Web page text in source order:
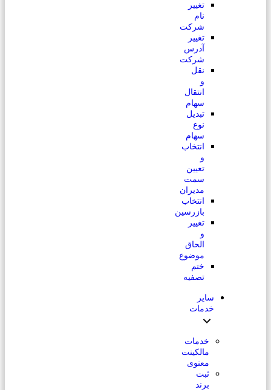
تغییر
نام
شرکت
تغییر
آدرس
شرکت
نقل
و
انتقال
سهام
تبدیل
نوع
سهام
انتخاب
و
تعیین
سمت
مدیران
انتخاب
بازرسین
تغییر
و
الحاق
موضوع
ختم
تصفیه
سایر
خدمات
خدمات
مالکینت
معنوی
ثبت
برند